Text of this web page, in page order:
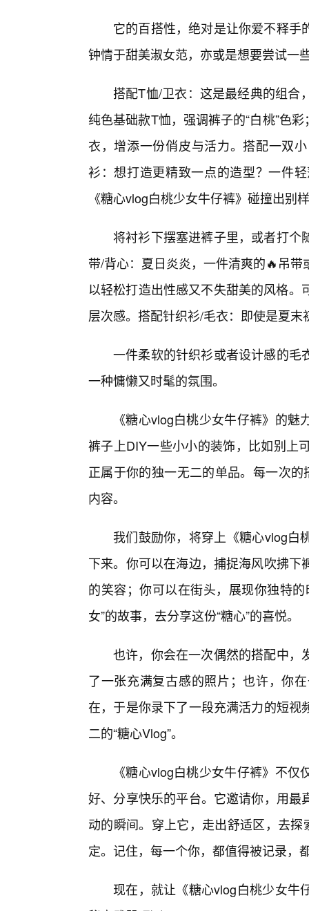
它的百搭性，绝对是让你爱不释
钟情于甜美淑女范，亦或是想要尝试一
搭配T恤/卫衣：这是最经典的组合
纯色基础款T恤，强调裤子的“白桃”色
衣，增添一份俏皮与活力。搭配一双
衫：想打造更精致一点的造型？一件
《糖心vlog白桃少女牛仔裤》碰撞出别
将衬衫下摆塞进裤子里，或者打个
带/背心：夏日炎炎，一件清爽的🔥吊
以轻松打造出性感又不失甜美的风格
层次感。搭配针织衫/毛衣：即使是夏
一件柔软的针织衫或者设计感的毛
一种慵懒又时髦的氛围。
《糖心vlog白桃少女牛仔裤》的
裤子上DIY一些小小的装饰，比如别上
正属于你的独一无二的单品。每一次
内容。
我们鼓励你，将穿上《糖心vlog白
下来。你可以在海边，捕捉海风吹拂
的笑容；你可以在街头，展现你独特
女”的故事，去分享这份“糖心”的喜悦。
也许，你会在一次偶然的搭配中，
了一张充满复古感的照片；也许，你
在，于是你录下了一段充满活力的短
二的“糖心Vlog”。
《糖心vlog白桃少女牛仔裤》不
好、分享快乐的平台。它邀请你，用
动的瞬间。穿上它，走出舒适区，去
定。记住，每一个你，都值得被记录，
现在，就让《糖心vlog白桃少女牛